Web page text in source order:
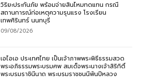
วิริยะประกันภัย พร้อมจ่ายสินไหมทดแทน กรณี
สถานการณ์ก่อเหตุความรุนแรง โรงเรียน
เทพศิรินทร์ นนทบุรี
09/08/2026
เอไอเอ ประเทศไทย เป็นเจ้าภาพพระพิธีธรรมสวด
พระอภิธรรมพระบรมศพ สมเด็จพระนางเจ้าสิริกิติ์
พระบรมราชินีนาถ พระบรมราชชนนีพันปีหลวง